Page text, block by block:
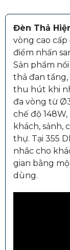
Đèn Thả
vòng cao
điểm nhấn
Sản phẩm
thả đan tầng,
thu hút khi
đa vòng từ
chế độ
khách, sảnh,
thự. Tại 355
nhắc cho
gian bằng
dùng.